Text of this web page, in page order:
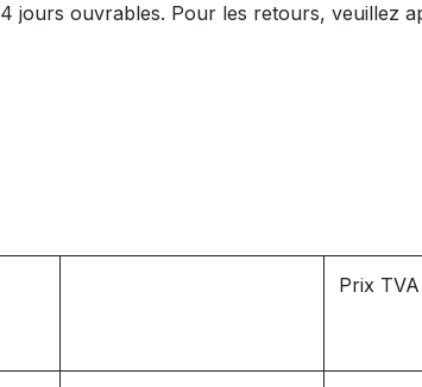
jours ouvrables. Pour les retours, veuillez
Prix